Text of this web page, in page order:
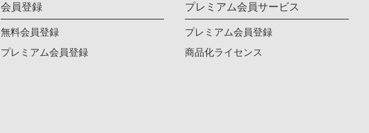
会員登録
無料会員登録
プレミアム会員登録
プレミアム会員サービス
プレミアム会員登録
商品化ライセンス